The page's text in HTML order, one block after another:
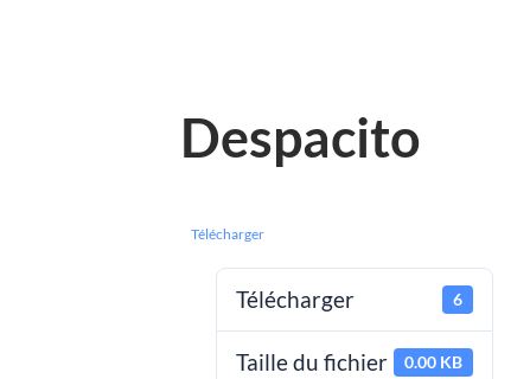
Despacito
Télécharger
Télécharger 6
Taille du fichier 0.00 KB